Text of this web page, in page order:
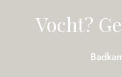
Vocht?